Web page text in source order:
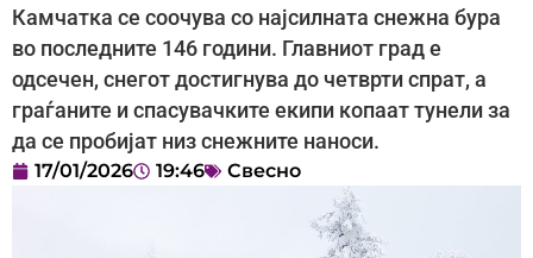
Камчатка се соочува со најсилната снежна бура
во последните 146 години. Главниот град е
одсечен, снегот достигнува до четврти спрат, а
граѓаните и спасувачките екипи копаат тунели за
да се пробијат низ снежните наноси.
17/01/2026 19:46 Свесно